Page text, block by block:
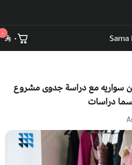
٠ ٠
سواريه مع دراسة جدوى مشروع
دراسات